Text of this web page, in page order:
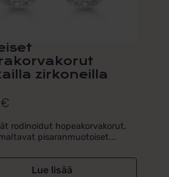
zirkoneilla
€
rodinoidut hopeakorvakorut,
pisaranmuotoiset...
Lue lisää